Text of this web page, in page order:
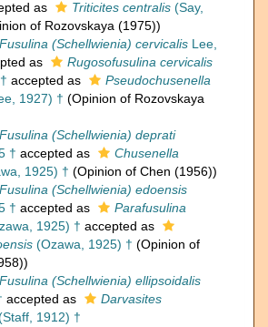
as Triticites centralis(Say,
of Rozovskaya (1975))
Fusulina (Schellwienia) cervicalisLee,
as
Rugosofusulina cervicalis
accepted as
Pseudochusenella
1927) † (Opinion of Rozovskaya
Fusulina (Schellwienia) deprati
† accepted as
Chusenella
1925) † (Opinion of Chen (1956))
Fusulina (Schellwienia) edoensis
† accepted as
Parafusulina
1925) † accepted as
(Ozawa, 1925) † (Opinion of
Fusulina (Schellwienia) ellipsoidalis
accepted as
Darvasites
1912) †